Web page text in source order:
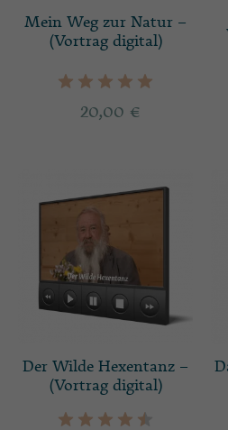
Mein Weg zur Natur –
(Vortrag digital)
20,00 €
Der Wilde Hexentanz –
(Vortrag digital)